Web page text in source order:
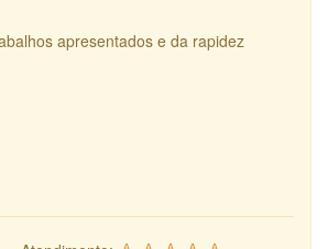
apresentados e da rapidez